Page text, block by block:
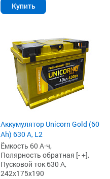
Купить
Аккумулятор Unicorn Gold (60
Ah) 630 А, L2
Ёмкость 60 А·ч,
Полярность обратная [- +],
Пусковой ток 630 А,
242x175x190